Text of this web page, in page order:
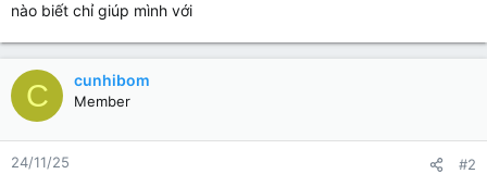
nào biết chỉ giúp mình với
C cunhibom
Member
24/11/25 #2